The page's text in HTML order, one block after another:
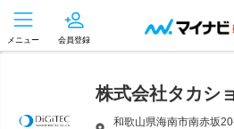
メニュー 会員登録
株式会社タカシ
和歌山県海南市南赤坂